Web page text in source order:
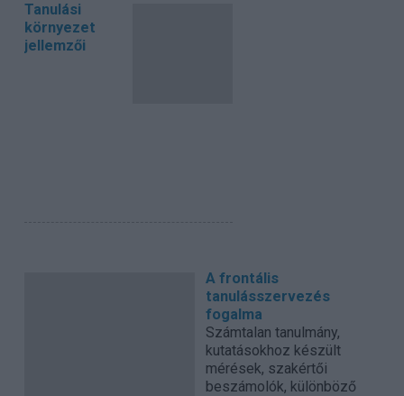
Tanulási
környezet
jellemzői
A frontális
tanulásszervezés
fogalma
Számtalan tanulmány,
kutatásokhoz készült
mérések, szakértői
beszámolók, különböző